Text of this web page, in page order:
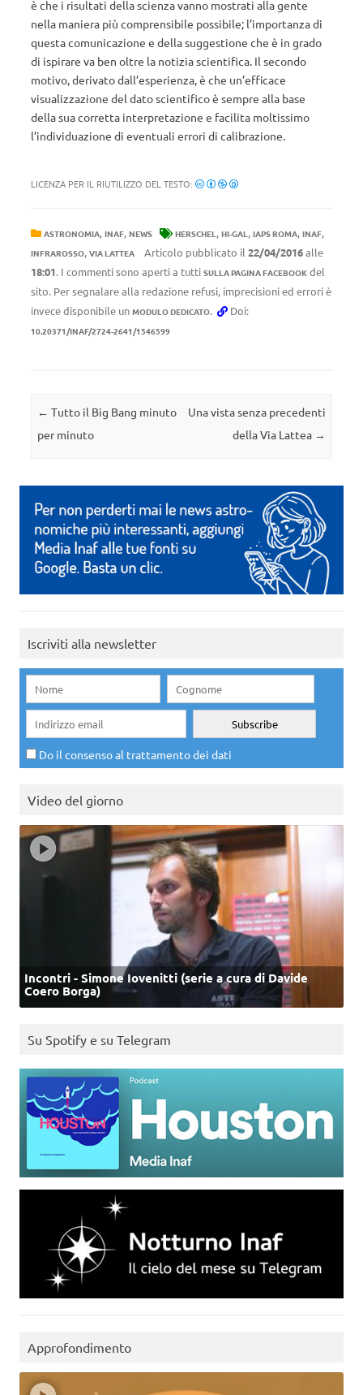
è che i risultati della scienza vanno mostrati alla gente
nella maniera più comprensibile possibile; l’importanza di
questa comunicazione e della suggestione che è in grado
di ispirare va ben oltre la notizia scientifica. Il secondo
motivo, derivato dall’esperienza, è che un’efficace
visualizzazione del dato scientifico è sempre alla base
della sua corretta interpretazione e facilita moltissimo
l’individuazione di eventuali errori di calibrazione.
LICENZA PER IL RIUTILIZZO DEL TESTO:
ASTRONOMIA, INAF, NEWS HERSCHEL , HI-GAL , IAPS ROMA, INAF,
INFRAROSSO, VIA LATTEA Articolo pubblicato il 22/04/2016alle
18:01. I commenti sono aperti a tutti SULLA PAGINA FACEBOOK del
sito. Per segnalare alla redazione refusi, imprecisioni ed errori è
invece disponibile un MODULO DEDICATO. Doi:
10.20371/INAF/2724-2641/1546599
Navigazione articolo
← Tutto il Big Bang minuto
per minuto
Una vista senza precedenti
della Via Lattea →
Iscriviti alla newsletter
Do il consenso al trattamento dei dati
Video del giorno
Incontri - Simone Iovenitti (serie a cura di Davide
Coero Borga)
Su Spotify e su Telegram
Approfondimento